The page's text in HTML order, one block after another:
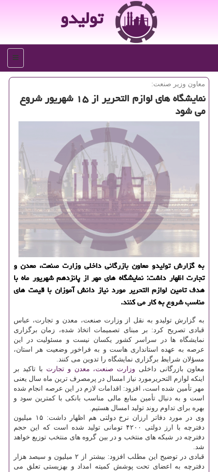
تولیدو
منو
معاون وزیر صنعت:
نمایشگاه های لوازم التحریر از ۱۵ شهریور شروع
می شود
به گزارش تولیدو معاون بازرگانی داخلی وزارت صنعت، معدن و
تجارت اظهار داشت: نمایشگاه های مهر از پانزدهم شهریور ماه با
هدف تامین لوازم التحریر مورد نیاز دانش آموزان با قیمت های
مناسب شروع به كار می كنند.
به گزارش تولیدو به نقل از وزارت صنعت، معدن و تجارت، عباس
قبادی تصریح كرد: بر مبنای تصمیمات اتخاذ شده، زمان برگزاری
نمایشگاه ها در سراسر كشور یكسان نیست و مسئولیت در این
عرصه به عهده استانداری هاست و به فراخور وضعیت هر استان،
مسؤلان شرایط برگزاری نمایشگاه را تدوین می كنند.
معاون بازرگانی داخلی وزارت صنعت، معدن و تجارت با تاكید بر
اینكه لوازم التحریرمورد نیاز امسال در پرمصرف ترین ماه سال یعنی
مهر تأمین شده است، افزود: اقدامات لازم در این عرصه انجام شده
است و به دنبال تأمین منابع مالی مناسب بانكی با كمترین سود و
بهره برای تداوم روند تولید امسال هستیم.
وی در مورد دفاتر ارزان نرخ دولتی هم اظهار داشت: ۱۵ میلیون
دفترچه با ارز دولتی ۴۲۰۰ تومانی تولید شده است كه این حجم
دفترچه در شبكه های منتخب و در بین گروه های منتخب توزیع خواهد
شد.
قبادی در توضیح این مطلب افزود: بیشتر از ۲ میلیون و سیصد هزار
دفترچه به اعضای تحت پوشش كمیته امداد و بهزیستی تعلق می